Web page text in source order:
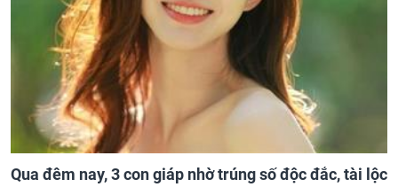
Qua đêm nay, 3 con giáp nhờ trúng số độc đắc, tài lộc